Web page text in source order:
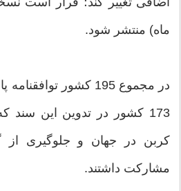
ماه) منتشر شود.
در مجموع 195 کشور
173 کشور در تدوین این سند
کربن در جهان و جلوگیری
مشارکت داشتند.